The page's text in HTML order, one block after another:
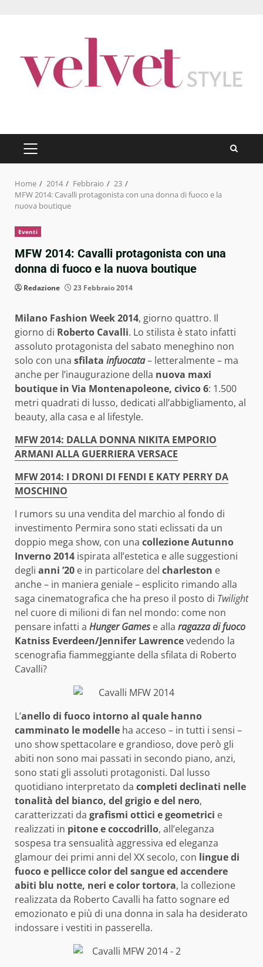
PRIMARY
MENU
Home 2014 Febbraio
23
MFW 2014: Cavalli protagonista con una donna di fuoco e la
nuova boutique
Eventi
MFW 2014: Cavalli protagonista con una
donna di fuoco e la nuova boutique
Redazione 23 Febbraio 2014
Milano Fashion Week 2014, giorno quattro. Il
giorno di Roberto Cavalli. Lo stilista è stato infatti
assoluto protagonista del sabato meneghino non
solo con una sfilata infuocata– letteralmente – ma
anche per l’inaugurazione della nuova maxi
boutique in Via Montenapoleone, civico 6: 1.500
metri quadrati di lusso, dedicati all’abbigliamento, al
beauty, alla casa e al lifestyle.
MFW 2014: DALLA DONNA NIKITA EMPORIO
ARMANI ALLA GUERRIERA VERSACE
MFW 2014: I DRONI DI FENDI E KATY PERRY DA
MOSCHINO
I rumors su una vendita del marchio al fondo di
investimento Permira sono stati eclissati da un
doppio mega show, con una collezione Autunno
Inverno 2014 ispirata all’estetica e alle suggestioni
degli anni ’20 e in particolare del charleston e
anche – in maniera geniale – esplicito rimando alla
saga cinematografica che ha preso il posto di Twilight
nel cuore di milioni di fan nel mondo: come non
pensare infatti a Hunger Gamese alla ragazza di fuoco
Katniss Everdeen/Jennifer Lawrencevedendo la
scenografia fiammeggiante della sfilata di Roberto
Cavalli?
L’anello di fuoco intorno al quale hanno
camminato le modelle ha acceso – in tutti i sensi –
uno show spettacolare e grandioso, dove però gli
abiti non sono mai passati in secondo piano, anzi,
sono stati gli assoluti protagonisti. Dal lusso
quotidiano interpretato da completi declinati nelle
tonalità del bianco, del grigio e del nero,
caratterizzati da grafismi ottici e geometrici e
realizzati in pitone e coccodrillo, all’eleganza
sospesa tra sensualità aggressiva ed eleganza
glamour dei primi anni del XX secolo, con lingue di
fuoco e pellicce color del sangue ed accendere
abiti blu notte, neri e color tortora, la collezione
realizzata da Roberto Cavalli ha fatto sognare ed
emozionato e più di una donna in sala ha desiderato
indossare i vestiti in passerella.